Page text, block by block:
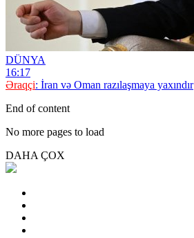
DÜNYA
16:17
Əraqçi: İran və Oman razılaşmaya yaxındır
End of content
No more pages to load
DAHA ÇOX